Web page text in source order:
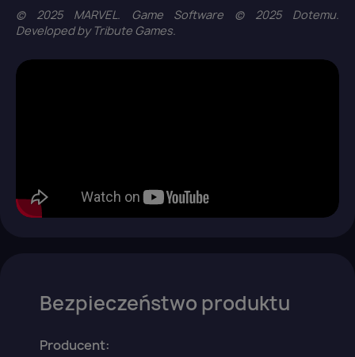
© 2025 MARVEL. Game Software © 2025 Dotemu.
Developed by Tribute Games.
Bezpieczeństwo produktu
Producent: